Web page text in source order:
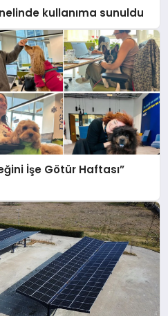
kullanıma sunuldu
İşe Götür Haftası”